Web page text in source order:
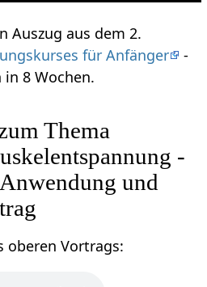
Auszug aus dem 2.
für Anfänger
-
8 Wochen.
Thema
-
und
oberen Vortrags: